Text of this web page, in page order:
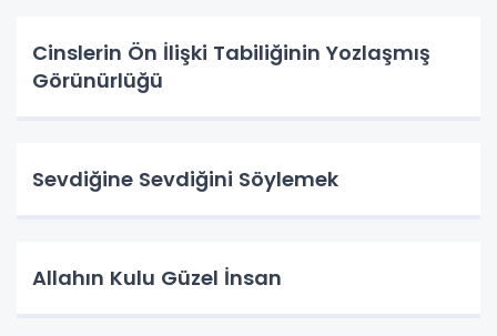
Cinslerin Ön İlişki Tabiliğinin Yozlaşmış
Görünürlüğü
Sevdiğine Sevdiğini Söylemek
Allahın Kulu Güzel İnsan